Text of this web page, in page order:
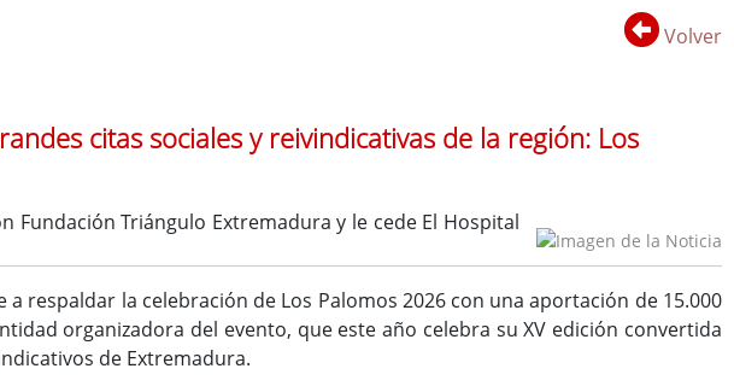
Volver
citas sociales y reivindicativas de la región: Los
Triángulo Extremadura y le cede El Hospital
respaldar la celebración de Los Palomos 2026 con una aportación de 15.000
organizadora del evento, que este año celebra su XV edición convertida
de Extremadura.